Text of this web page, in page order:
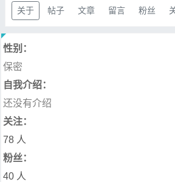
关于 帖子 文章 留言 粉丝
性别：
保密
自我介绍：
还没有介绍
关注：
78 人
粉丝：
40 人